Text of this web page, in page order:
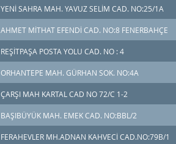
YENİ SAHRA MAH. YAVUZ SELİM CAD. NO:25/1A
AHMET MİTHAT EFENDİ CAD. NO:8 FENERBAHÇE
REŞİTPAŞA POSTA YOLU CAD. NO : 4
ORHANTEPE MAH. GÜRHAN SOK. NO:4A
ÇARŞI MAH KARTAL CAD NO 72/C 1-2
BAŞIBÜYÜK MAH. EMEK CAD. NO:BBL/2
FERAHEVLER MH.ADNAN KAHVECİ CAD.NO:79B/1